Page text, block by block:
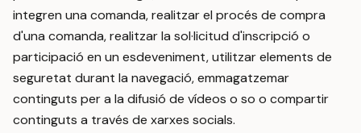
integren una comanda, realitzar el procés de compra
d'una comanda, realitzar la sol·licitud d'inscripció o
participació en un esdeveniment, utilitzar elements de
seguretat durant la navegació, emmagatzemar
continguts per a la difusió de vídeos o so o compartir
continguts a través de xarxes socials.